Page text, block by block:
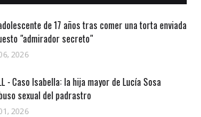
de 17 años tras comer una torta enviada
"admirador secreto"
2026
- Caso Isabella: la hija mayor de Lucía Sosa
sexual del padrastro
2026